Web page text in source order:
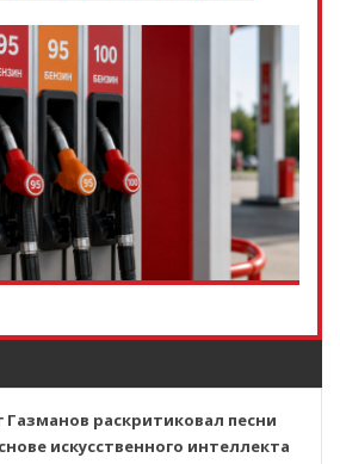
Газманов раскритиковал песни
искусственного интеллекта